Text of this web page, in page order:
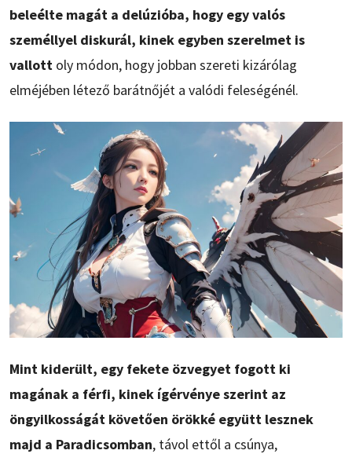
beleélte magát a delúzióba, hogy egy valós
személlyel diskurál, kinek egyben szerelmet is
vallott oly módon, hogy jobban szereti kizárólag
elméjében létező barátnőjét a valódi feleségénél.
Mint kiderült, egy fekete özvegyet fogott ki
magának a férfi, kinek ígérvénye szerint az
öngyilkosságát követően örökké együtt lesznek
majd a Paradicsomban, távol ettől a csúnya,